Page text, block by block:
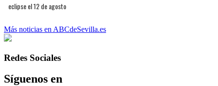
eclipse el 12 de agosto
Más noticias en ABCdeSevilla.es
Redes Sociales
Síguenos en